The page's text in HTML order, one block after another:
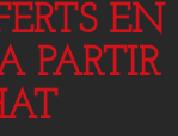
EN
PARTIR